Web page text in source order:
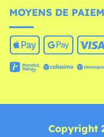
MOYENS DE
Copyright